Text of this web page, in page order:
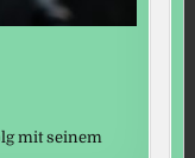
mit seinem